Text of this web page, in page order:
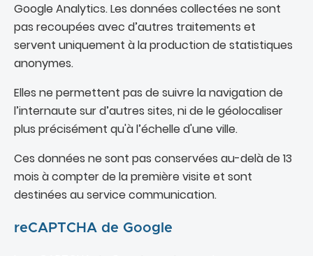
Google Analytics. Les données collectées ne sont
pas recoupées avec d’autres traitements et
servent uniquement à la production de statistiques
anonymes.
Elles ne permettent pas de suivre la navigation de
l’internaute sur d’autres sites, ni de le géolocaliser
plus précisément qu'à l’échelle d'une ville.
Ces données ne sont pas conservées au-delà de 13
mois à compter de la première visite et sont
destinées au service communication.
reCAPTCHA de Google